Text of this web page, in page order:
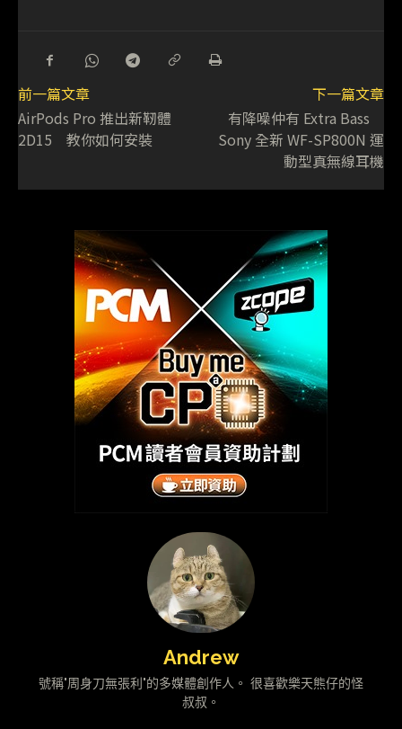
前一篇文章
AirPods Pro 推出新靭體
2D15 教你如何安裝
下一篇文章
有降噪仲有 Extra Bass
Sony 全新 WF-SP800N 運
動型真無線耳機
Andrew
號稱"周身刀無張利"的多媒體創作人。 很喜歡樂天熊仔的怪
叔叔。